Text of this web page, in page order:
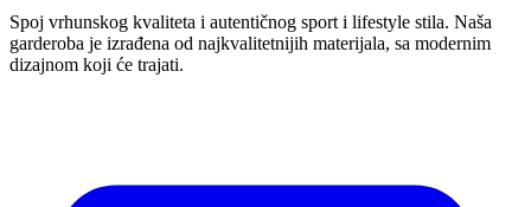
Spoj vrhunskog kvaliteta i autentičnog sport i lifestyle stila. Naša
garderoba je izrađena od najkvalitetnijih materijala, sa modernim
dizajnom koji će trajati.